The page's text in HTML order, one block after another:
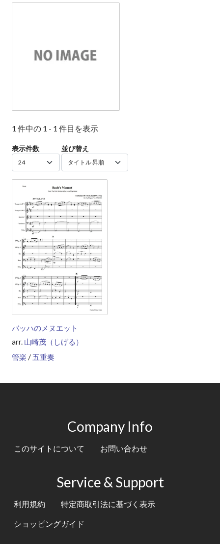
1 件中の 1 - 1 件目を表示
表示件数 並び替え
バッハのメヌエット
arr. 山崎茂（しげる）
管楽 / 五重奏
Company Info
このサイトについて お問い合わせ
Service & Support
利用規約 特定商取引法に基づく表示
ショッピングガイド